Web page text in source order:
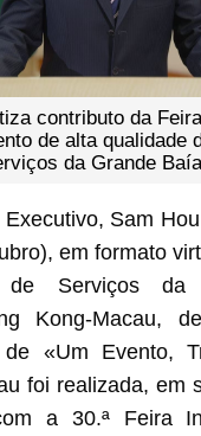
contributo da
de alta qualidade
da Grande
Sam
em formato
de Serviços da
Kong-Macau,
«Um Evento,
foi realizada, em
a 30.ª Feira